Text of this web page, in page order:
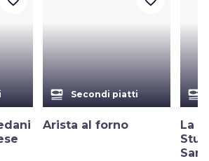
set_meal Secondi piatti
Arista al forno
set_meal
La